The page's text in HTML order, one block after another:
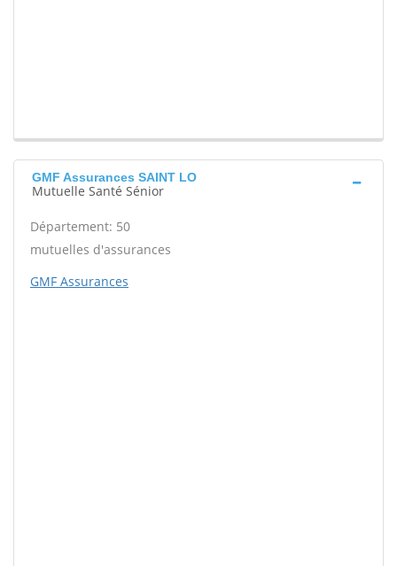
GMF Assurances SAINT LO
Mutuelle Santé Sénior
Département: 50
mutuelles d'assurances
GMF Assurances